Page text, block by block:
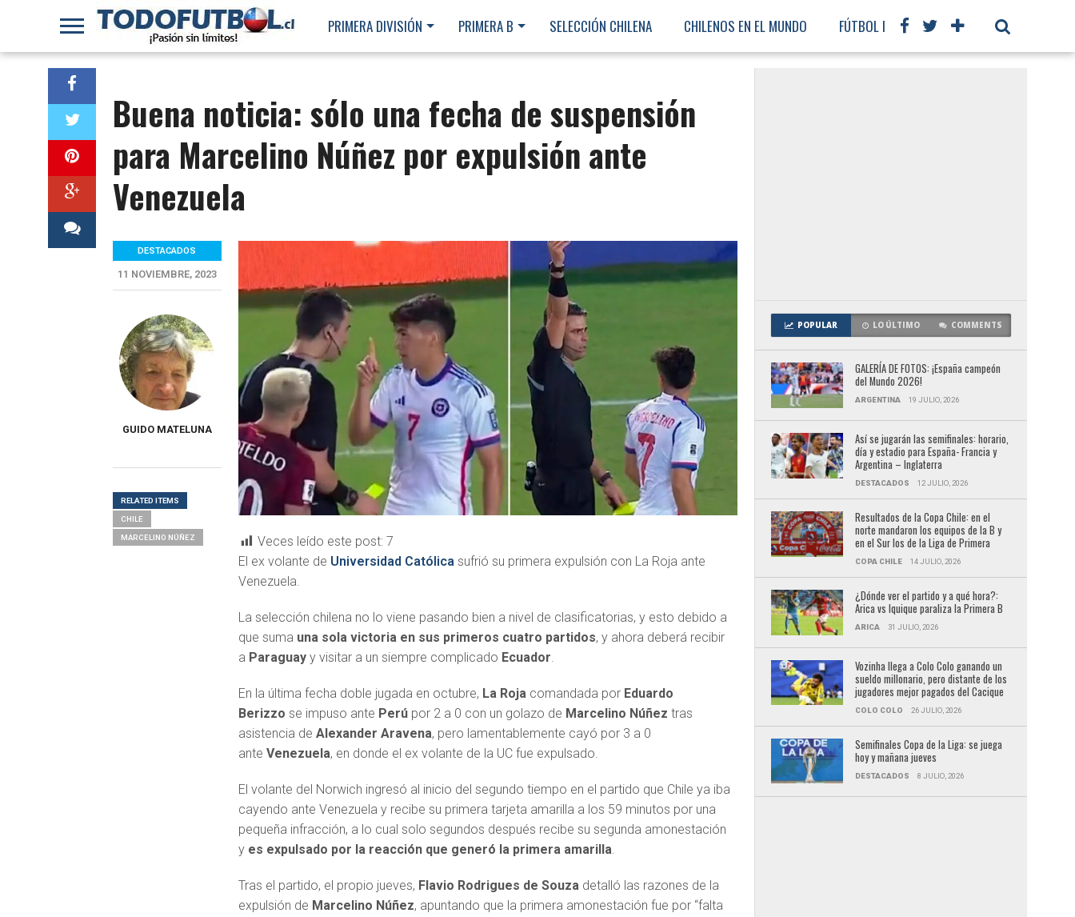
PRIMERA DIVISIÓN PRIMERA B SELECCIÓN CHILENA CHILENOS EN EL MUNDO FÚTBOL INTERNACIONAL
Buena noticia: sólo una fecha de suspensión
para Marcelino Núñez por expulsión ante
Venezuela
Veces leído este post: 7
El ex volante de Universidad Católica sufrió su primera expulsión con La Roja ante
Venezuela.
La selección chilena no lo viene pasando bien a nivel de clasificatorias, y esto debido a
que suma una sola victoria en sus primeros cuatro partidos, y ahora deberá recibir
a Paraguayy visitar a un siempre complicado Ecuador.
En la última fecha doble jugada en octubre, La Roja comandada por Eduardo
Berizzo se impuso ante Perú por 2 a 0 con un golazo de Marcelino Núñez tras
asistencia deAlexander Aravena, pero lamentablemente cayó por 3 a 0
anteVenezuela, en donde el ex volante de la UC fue expulsado.
El volante del Norwich ingresó al inicio del segundo tiempo en el partido que Chile ya iba
cayendo ante Venezuela y recibe su primera tarjeta amarilla a los 59 minutos por una
pequeña infracción, a lo cual solo segundos después recibe su segunda amonestación
y es expulsado por la reacción que generó la primera amarilla.
Tras el partido, el propio jueves, Flavio Rodrigues de Souza detalló las razones de la
expulsión de Marcelino Núñez, apuntando que la primera amonestación fue por “falta
DESTACADOS
11 NOVIEMBRE, 2023
GUIDO MATELUNA
RELATED ITEMS
CHILE
MARCELINO NÚÑEZ
POPULAR LO ÚLTIMO COMMENTS
GALERÍA DE FOTOS: ¡España campeón
del Mundo 2026!
ARGENTINA 19 JULIO, 2026
Así se jugarán las semifinales: horario,
día y estadio para España- Francia y
Argentina – Inglaterra
DESTACADOS 12 JULIO, 2026
Resultados de la Copa Chile: en el
norte mandaron los equipos de la B y
en el Sur los de la Liga de Primera
COPA CHILE 14 JULIO, 2026
¿Dónde ver el partido y a qué hora?:
Arica vs Iquique paraliza la Primera B
ARICA 31 JULIO, 2026
Vozinha llega a Colo Colo ganando un
sueldo millonario, pero distante de los
jugadores mejor pagados del Cacique
COLO COLO 26 JULIO, 2026
Semifinales Copa de la Liga: se juega
hoy y mañana jueves
DESTACADOS 8 JULIO, 2026